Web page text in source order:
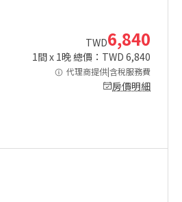
TWD6,840
1間 x 1晚 總價：TWD 6,840
代理商提供|含稅服務費
房價明細